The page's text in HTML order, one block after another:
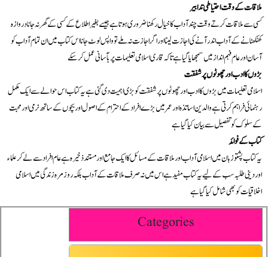
ملاقات کے وقت احتیاطی تدابیر
کسی سے ملاقات کرتے وقت چند آداب کا خیال رکھنا ضروری ہوتا ہے جیسے بغیر اطلاع کے کسی کے گھر نہ جانا دروازہ
کھٹکھٹانے کے آداب اندر آنے کی اجازت لینا اور اگر اجازت نہ ملے تو واپس لوٹ جانا اس کتاب میں ان تمام آداب کو
آسان اور عام فہم انداز میں سمجھایا گیا ہے تاکہ قاری اسلامی تعلیمات پر بآسانی عمل کر سکے
بڑوں کا ادب اور چھوٹوں پر شفقت
اسلامی تعلیمات میں بڑوں کا ادب اور چھوٹوں پر شفقت کو بڑی اہمیت دی گئی ہے یہ کتاب اس حوالے سے ایک مکمل
رہنمائی فراہم کرتی ہے والدین اساتذہ اور عمر میں بڑے افراد کے احترام کے اصول اور بچوں کے ساتھ نرمی اور محبت
کے سلوک کو تفصیل سے بیان کیا گیا ہے
کتاب کے فوائد
یہ کتاب پشتو زبان میں اسلامی آداب اور ملاقات کے مسائل کا ایک جامع اور مستند ذخیرہ ہے عام افراد سے لے کر علماء
اور دینی طلبہ سب کے لیے یہ کتاب مفید ہے اس میں نہ صرف ملاقات کے آداب بلکہ روزمرہ زندگی میں اسلامی
اخلاقیات کو بھی شامل کیا گیا ہے
Categories